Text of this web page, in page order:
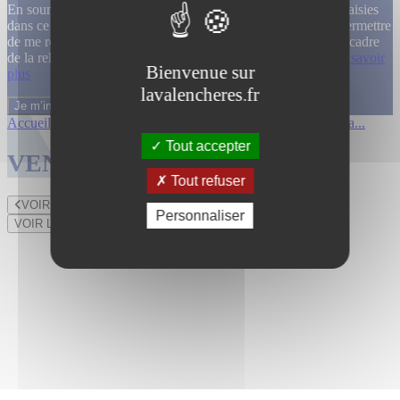
En soumettant ce formulaire, j’accepte que les informations saisies
dans ce formulaire soient utilisées, exploitées, traitées pour permettre
de me recontacter, pour m’envoyer des informations, dans le cadre
de la relation commerciale qui découle de cette demande.
En savoir
plus
Accueil Affiches cinema...
VENTES TERMINÉES
VOIR LE LOT PRÉCÉDENT
VOIR LE LOT SUIVANT
Bienvenue sur
lavalencheres.fr
Tout accepter
Tout refuser
Personnaliser